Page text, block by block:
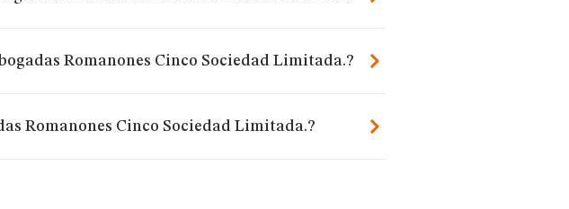
Romanones Cinco Sociedad Limitada.?
Romanones Cinco Sociedad Limitada.?